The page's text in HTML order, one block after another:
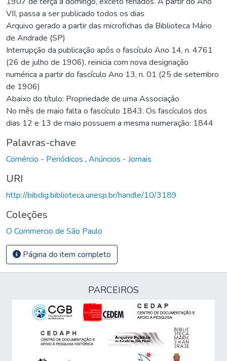
VII, passa a ser publicado todos os dias
Arquivo gerado a partir das microfichas da Biblioteca Mário
de Andrade (SP)
Interrupção da publicação após o fascículo Ano 14, n. 4761
(26 de julho de 1906), reinicia com nova designação
numérica a partir do fascículo Ano 13, n. 01 (25 de setembro
de 1906)
Abaixo do título: Propriedade de uma Associação
No mês de maio falta o fascículo 1843. Os fascículos dos
dias 12 e 13 de maio possuem a mesma numeração: 1844
Palavras-chave
Comércio - Periódicos , Anúncios - Jornais
URI
http://bibdig.biblioteca.unesp.br/handle/10/3189
Coleções
O Commercio de São Paulo
Página do item completo
PARCEIROS